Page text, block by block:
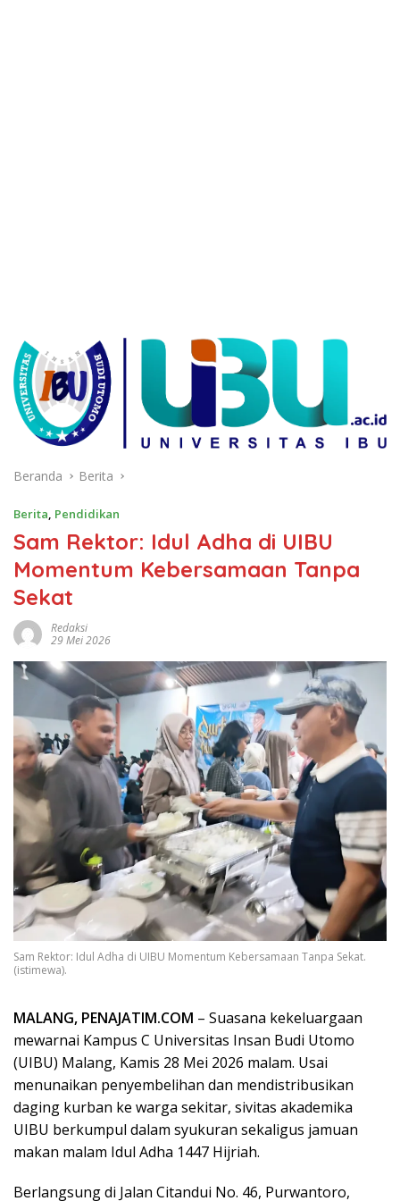
Beranda Berita
Berita, Pendidikan
Sam Rektor: Idul Adha di UIBU
Momentum Kebersamaan Tanpa
Sekat
Redaksi
29 Mei 2026
Sam Rektor: Idul Adha di UIBU Momentum Kebersamaan Tanpa Sekat.
(istimewa).
MALANG, PENAJATIM.COM – Suasana kekeluargaan
mewarnai Kampus C Universitas Insan Budi Utomo
(UIBU) Malang, Kamis 28 Mei 2026 malam. Usai
menunaikan penyembelihan dan mendistribusikan
daging kurban ke warga sekitar, sivitas akademika
UIBU berkumpul dalam syukuran sekaligus jamuan
makan malam Idul Adha 1447 Hijriah.
Berlangsung di Jalan Citandui No. 46, Purwantoro,